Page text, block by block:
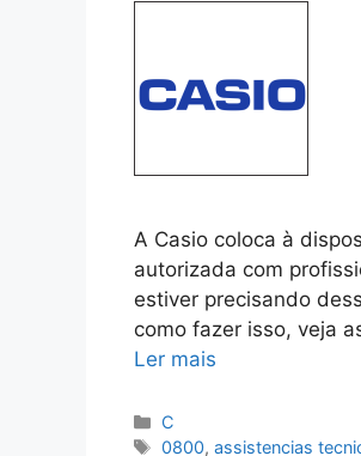
A Casio coloca à
autorizada com
estiver precisando
como fazer isso, veja
Ler mais
Categorias
C
Tags
0800,assistencias